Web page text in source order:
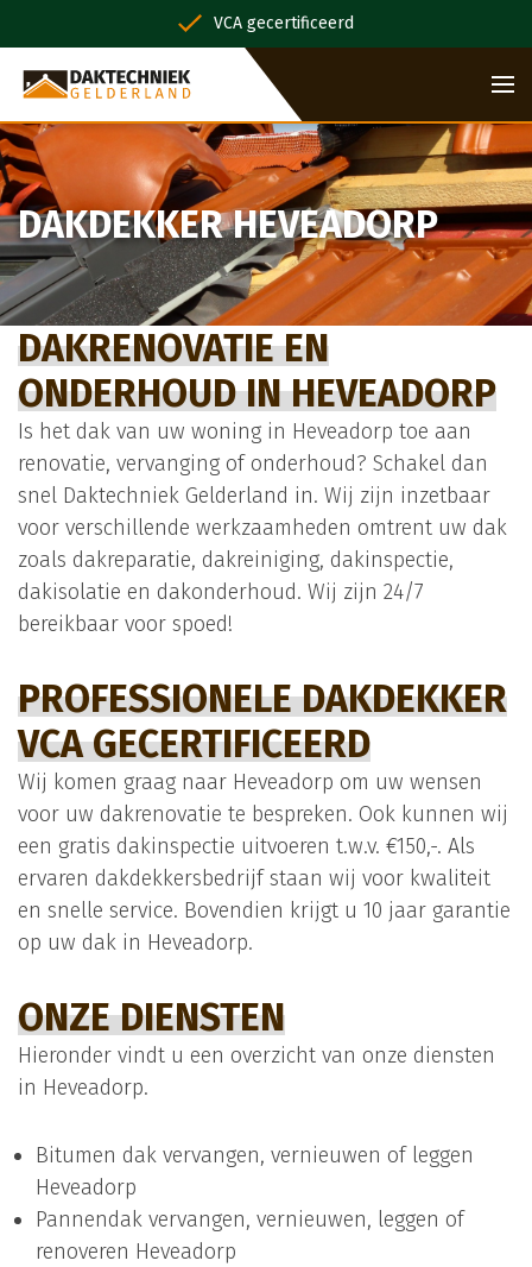
VCA gecertificeerd
DAKDEKKER HEVEADORP
DAKRENOVATIE EN
ONDERHOUD IN HEVEADORP
Is het dak van uw woning in Heveadorp toe aan
renovatie, vervanging of onderhoud? Schakel dan
snel Daktechniek Gelderland in. Wij zijn inzetbaar
voor verschillende werkzaamheden omtrent uw dak
zoals dakreparatie, dakreiniging, dakinspectie,
dakisolatie en dakonderhoud. Wij zijn 24/7
bereikbaar voor spoed!
PROFESSIONELE DAKDEKKER
VCA GECERTIFICEERD
Wij komen graag naar Heveadorp om uw wensen
voor uw dakrenovatie te bespreken. Ook kunnen wij
een gratis dakinspectie uitvoeren t.w.v. €150,-. Als
ervaren dakdekkersbedrijf staan wij voor kwaliteit
en snelle service. Bovendien krijgt u 10 jaar garantie
op uw dak in Heveadorp.
ONZE DIENSTEN
Hieronder vindt u een overzicht van onze diensten
in Heveadorp.
Bitumen dak vervangen, vernieuwen of leggen
Heveadorp
Pannendak vervangen, vernieuwen, leggen of
renoveren Heveadorp